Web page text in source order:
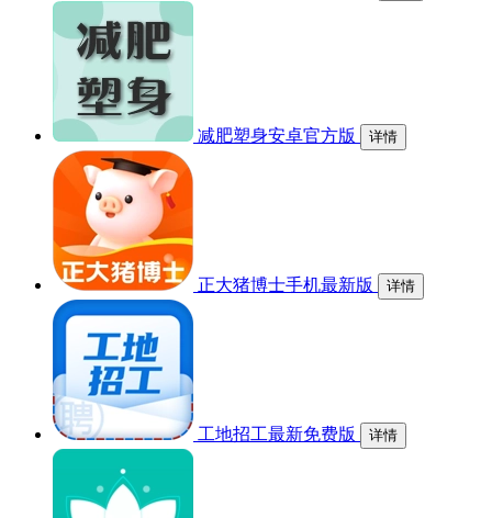
减肥塑身安卓官方版 详情
正大猪博士手机最新版 详情
工地招工最新免费版 详情